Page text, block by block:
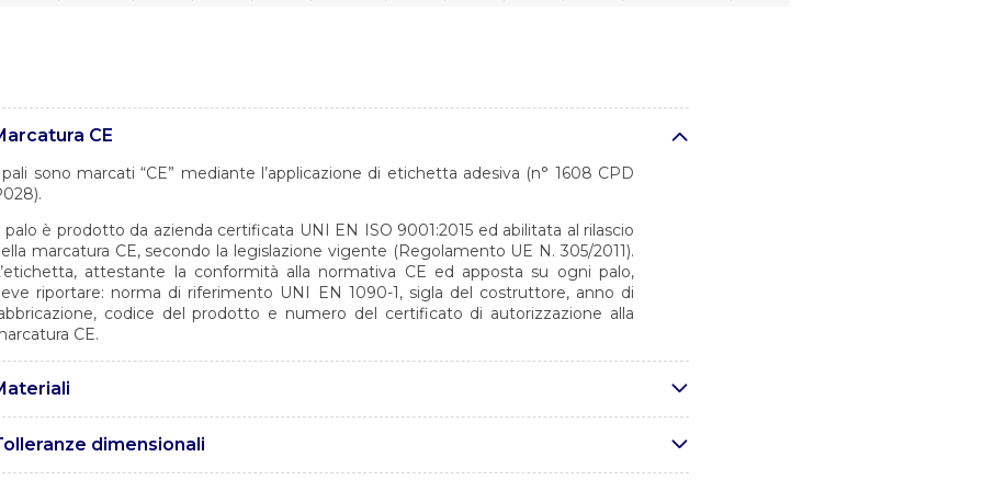
CE
sono marcati “CE” mediante l’applicazione di etichetta adesiva (n° 1608 CPD
palo è prodotto da azienda certificata UNI EN ISO 9001:2015 ed abilitata al rilascio
marcatura CE, secondo la legislazione vigente (Regolamento UE N. 305/2011).
attestante la conformità alla normativa CE ed apposta su ogni palo,
riportare: norma di riferimento UNI EN 1090-1, sigla del costruttore, anno di
codice del prodotto e numero del certificato di autorizzazione alla
CE.
EN 10025dimensionali